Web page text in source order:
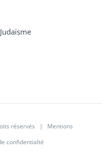
réservés | Mentions
confidentialté